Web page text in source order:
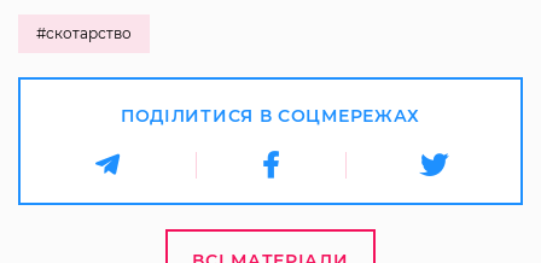
#скотарство
ПОДІЛИТИСЯ В СОЦМЕРЕЖАХ